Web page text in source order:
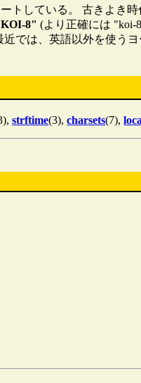
トしている。 古きよき時
8" (より正確には "koi-
では、英語以外を使う
strftime(3),charsets(7),